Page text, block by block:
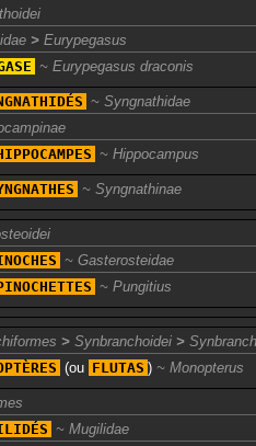
> Eurypegasus
Eurypegasus draconis
Syngnathidae
Hippocampus
Syngnathinae
Gasterosteidae
Pungitius
> Synbranchoidei >
(ou FLUTAS ) Monopterus
Mugilidae